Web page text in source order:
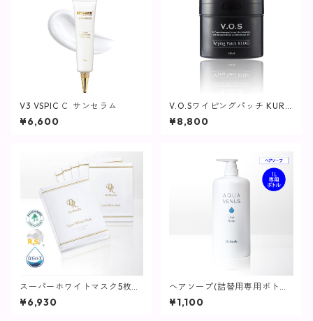
V3 VSPIC Ｃ サンセラム
¥6,600
V.O.Sワイピングパッチ KURO
(黒)230ml(80枚入り)【SPICA
RE】
¥8,800
スーパーホワイトマスク5枚入
【マスクパック】
¥6,930
ヘアソープ(詰替用専用ボトル)
/ 1L用【ヘア・ボディ】
¥1,100